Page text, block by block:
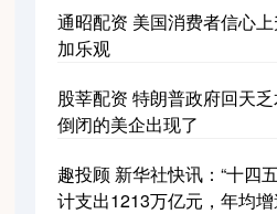
通昭配资 美国消费者信心
加乐观
股莘配资 特朗普政府回天
倒闭的美企出现了
趣投顾 新华社快讯：“十四
计支出1213万亿元，年均